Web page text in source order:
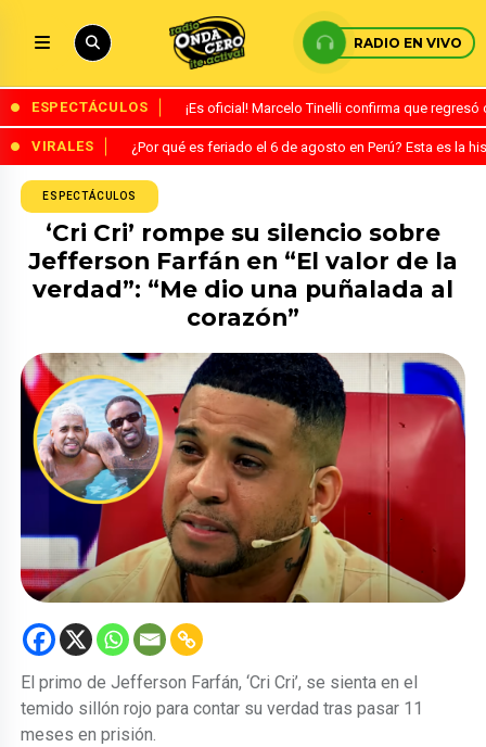
RADIO EN VIVO
ESPECTÁCULOS ¡Es oficial! Marcelo Tinelli confirma que
VIRALES ¿Por qué es feriado el 6 de agosto en Perú? Esta es la
ESPECTÁCULOS
‘Cri Cri’ rompe su silencio sobre
Jefferson Farfán en “El valor de la
verdad”: “Me dio una puñalada al
corazón”
El primo de Jefferson Farfán, ‘Cri Cri’, se sienta en el
temido sillón rojo para contar su verdad tras pasar 11
meses en prisión.